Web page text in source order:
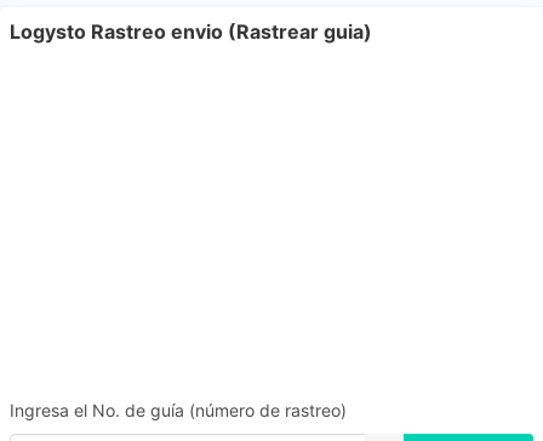
Logysto Rastreo envio (Rastrear guia)
Ingresa el No. de guía (número de rastreo)